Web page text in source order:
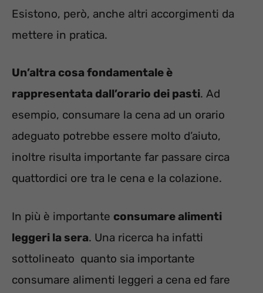
Esistono, però, anche altri accorgimenti da
mettere in pratica.
Un’altra cosa fondamentale è
rappresentata dall’orario dei pasti. Ad
esempio, consumare la cena ad un orario
adeguato potrebbe essere molto d’aiuto,
inoltre risulta importante far passare circa
quattordici ore tra le cena e la colazione.
In più è importante consumare alimenti
leggeri la sera. Una ricerca ha infatti
sottolineato quanto sia importante
consumare alimenti leggeri a cena ed fare